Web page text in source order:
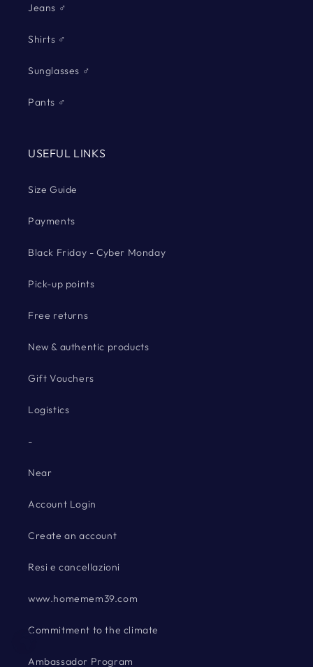
Jeans ♂
Shirts ♂
Sunglasses ♂
Pants ♂
USEFUL LINKS
Size Guide
Payments
Black Friday - Cyber Monday
Pick-up points
Free returns
New & authentic products
Gift Vouchers
Logistics
-
Near
Account Login
Create an account
Resi e cancellazioni
www.homemem39.com
Commitment to the climate
Ambassador Program